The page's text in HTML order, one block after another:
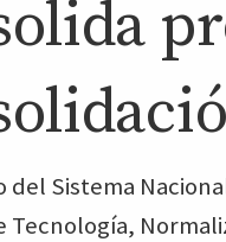
del Sistema
Tecnología,